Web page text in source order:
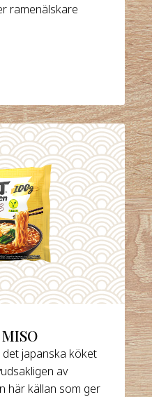
ramenälskare
japanska köket
av
här källan som ger